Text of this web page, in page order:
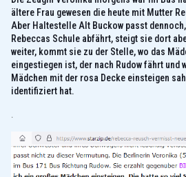
ältere Frau gewesen die heute mit Mutter
Aber Haltestelle Alt Buckow passt
Rebeccas Schule abfährt, steigt sie dort
weiter, kommt sie zu der Stelle, wo das
eingestiegen ist, der nach Rudow fährt und
Mädchen mit der rosa Decke einsteigen
identifiziert hat.
.